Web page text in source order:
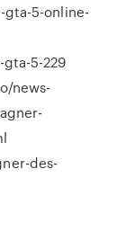
5-online-
5-229
news-
des-